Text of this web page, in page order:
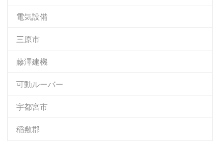
電気設備
三原市
藤澤建機
可動ルーバー
宇都宮市
稲敷郡